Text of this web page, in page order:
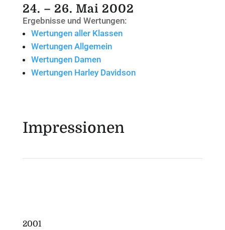
24. – 26. Mai 2002
Ergebnisse und Wertungen:
Wertungen aller Klassen
Wertungen Allgemein
Wertungen Damen
Wertungen Harley Davidson
Impressionen
2001